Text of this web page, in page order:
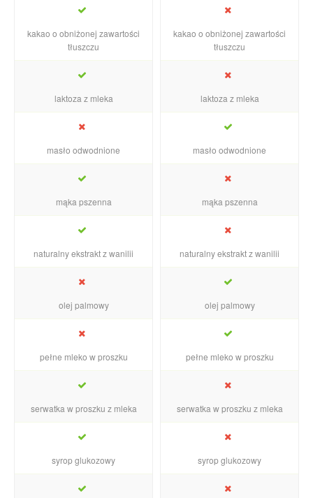
kakao o obniżonej zawartości
tłuszczu
laktoza z mleka
masło odwodnione
mąka pszenna
naturalny ekstrakt z wanilii
olej palmowy
pełne mleko w proszku
serwatka w proszku z mleka
syrop glukozowy
kakao o obniżonej zawartości
tłuszczu
laktoza z mleka
masło odwodnione
mąka pszenna
naturalny ekstrakt z wanilii
olej palmowy
pełne mleko w proszku
serwatka w proszku z mleka
syrop glukozowy